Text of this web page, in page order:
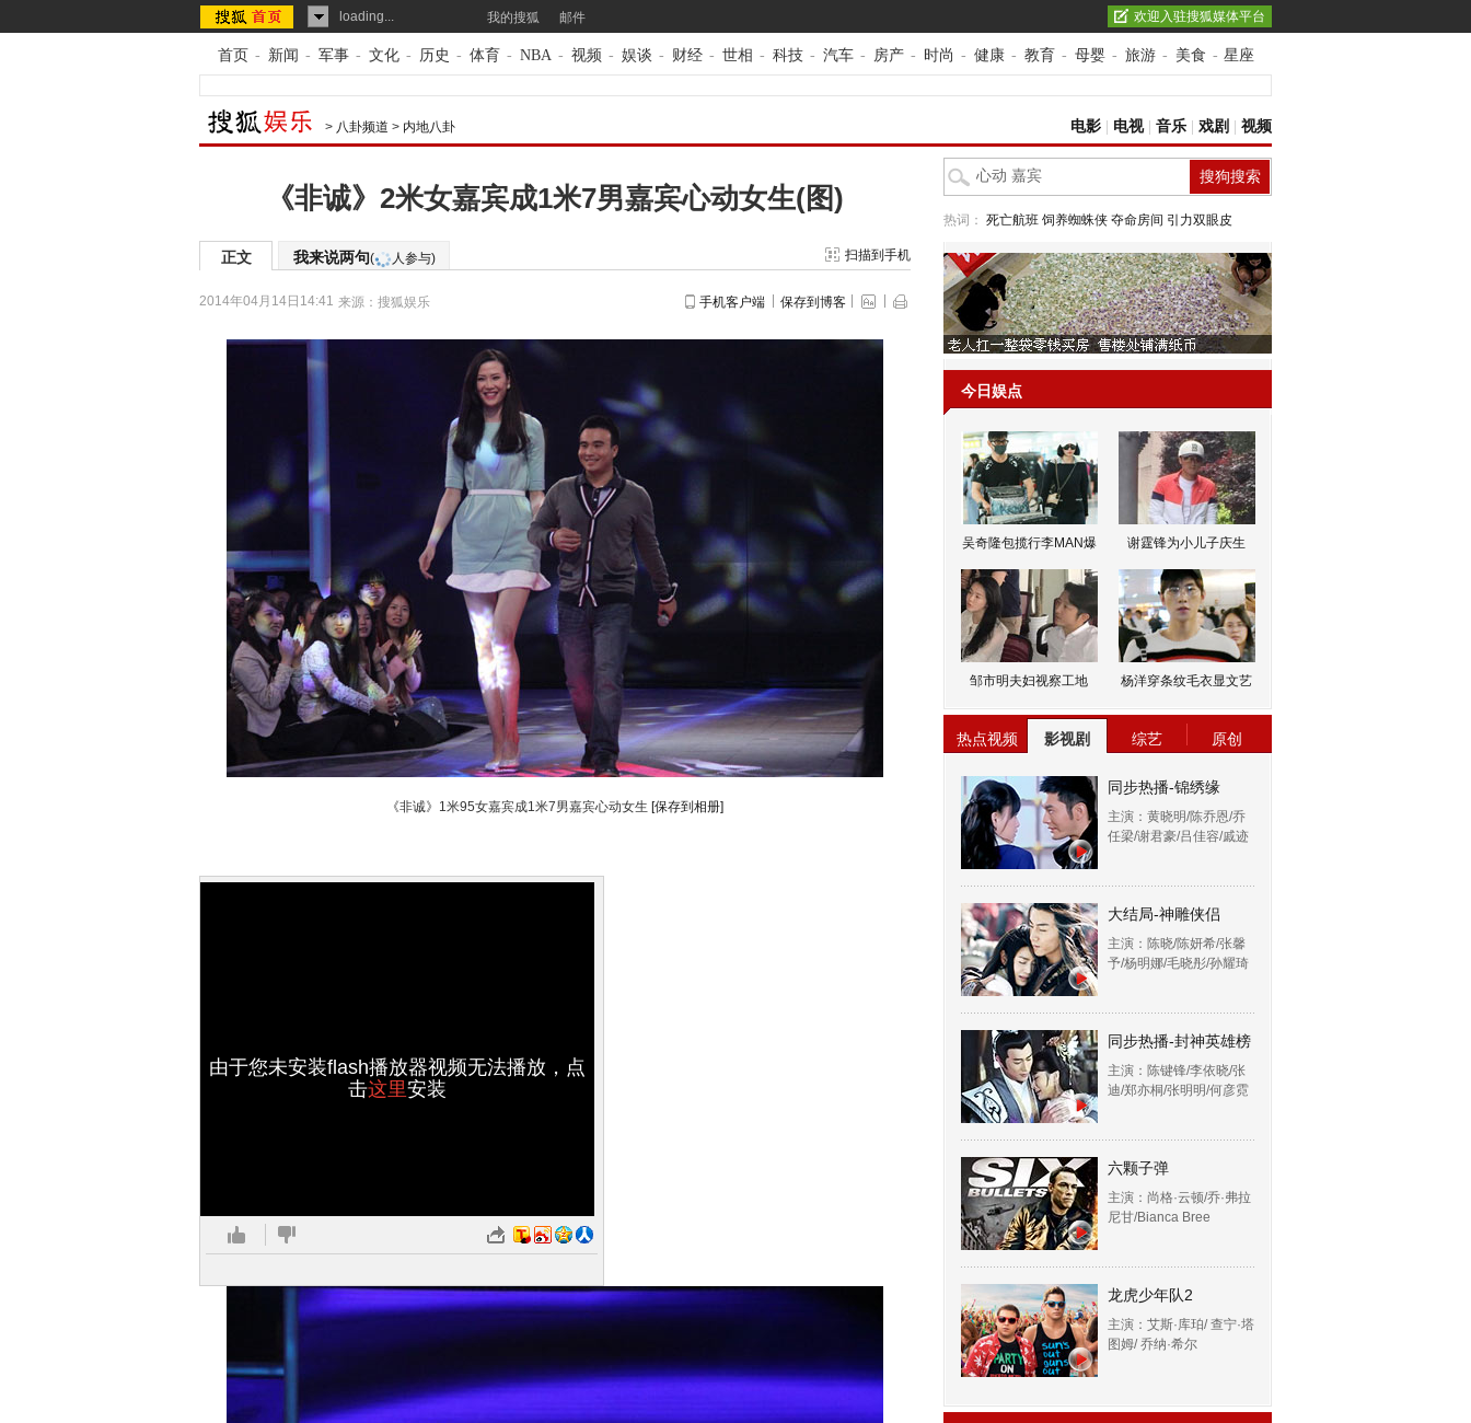
loading... 我的搜狐 邮件 欢迎入驻搜狐媒体平台
首页 - 新闻 - 军事 - 文化 - 历史 - 体育 - NBA - 视频 - 娱谈 - 财经 - 世相 - 科技 - 汽车 - 房产 - 时尚 - 健康 - 教育 - 母婴 - 旅游 - 美食 - 星座
> 八卦频道 > 内地八卦 电影 电视| 音乐 戏剧 视频
《非诚》2米女嘉宾成1米7男嘉宾心动女生(图)
正文 我来说两句( 人参与) 扫描到手机
2014年04月14日14:41 来源： 搜狐娱乐 手机客户端 保存到博客
《非诚》1米95女嘉宾成1米7男嘉宾心动女生 [保存到相册]
由于您未安装flash播放器视频无法播放，点
击这里安装
热词： 死亡航班 饲养蜘蛛侠 夺命房间 引力双眼皮
今日娱点
吴奇隆包揽行李MAN爆 谢霆锋为小儿子庆生
邹市明夫妇视察工地 杨洋穿条纹毛衣显文艺
热点视频 影视剧 综艺 原创
同步热播-锦绣缘
主演：黄晓明/陈乔恩/乔
任梁/谢君豪/吕佳容/戚迹
大结局-神雕侠侣
主演：陈晓/陈妍希/张馨
予/杨明娜/毛晓彤/孙耀琦
同步热播-封神英雄榜
主演：陈键锋/李依晓/张
迪/郑亦桐/张明明/何彦霓
六颗子弹
主演：尚格·云顿/乔·弗拉
尼甘/Bianca Bree
龙虎少年队2
主演：艾斯·库珀/ 查宁·塔
图姆/ 乔纳·希尔